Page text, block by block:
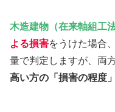
木造建物（在来軸組工
よる損害をうけた場合
量で判定しますが、両
高い方の「損害の程度